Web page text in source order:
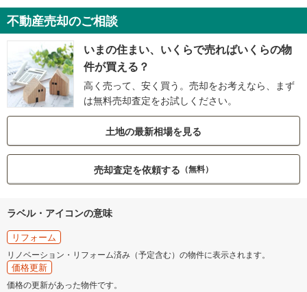
不動産売却のご相談
いまの住まい、いくらで売ればいくらの物
件が買える？
高く売って、安く買う。売却をお考えなら、まず
は無料売却査定をお試しください。
土地の最新相場を見る
売却査定を依頼する （無料）
ラベル・アイコンの意味
リフォーム
リノベーション・リフォーム済み（予定含む）の物件に表示されます。
価格更新
価格の更新があった物件です。